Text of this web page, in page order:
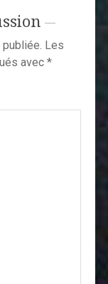
Les
avec *